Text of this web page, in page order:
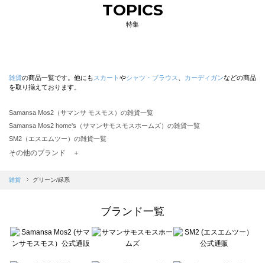
TOPICS
特集
雑貨の商品一覧です。他にも スカート やシャツ・ブラウス カーディガンなどの商品
を取り揃えております。
Samansa Mos2（サマンサ モスモス）の雑貨一覧
Samansa Mos2 home's（サマンサモスモスホームズ）の雑貨一覧
SM2（エスエムツー）の雑貨一覧
TSUHARU by Samansa Mos2（ツハルバイサマンサモスモス）の雑貨一覧
Samansa Mos2 blue（サマンサモスモス ブルー）の雑貨一覧
sō4ū（ソウフォーユー）の雑貨一覧
Te chichi（テチチ）の雑貨一覧
Te chichi CLASSIC（テチチ クラシック）の雑貨一覧
その他のブランド ＋
雑貨 グリーン/緑系
ブランド一覧